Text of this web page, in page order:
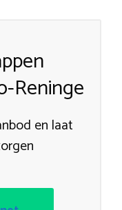
Reninge
en laat